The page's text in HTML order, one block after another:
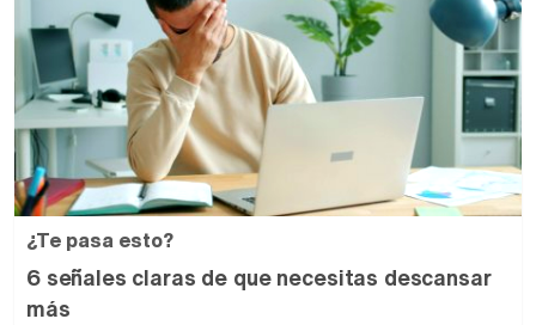
¿Te pasa esto?
6 señales claras de que necesitas descansar
más